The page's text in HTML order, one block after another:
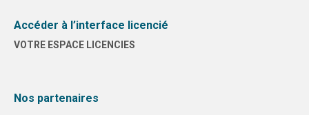
Accéder à l’interface licencié
VOTRE ESPACE LICENCIES
Nos partenaires